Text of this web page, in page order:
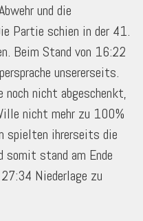
und die
Partie schien in der 41.
Beim Stand von 16:22
unsererseits.
nicht abgeschenkt,
nicht mehr zu 100%
spielten ihrerseits die
somit stand am Ende
Niederlage zu